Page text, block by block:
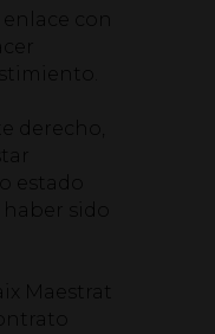
con
derecho,
estado
sido
Maestrat